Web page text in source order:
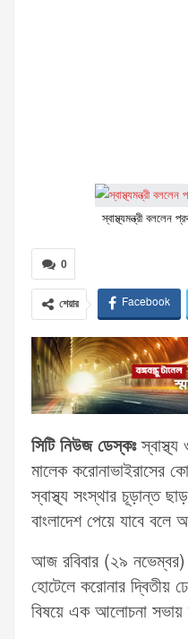
স্বাস্থ্যমন্ত্রী বললেন
0
শেয়ার Facebook
সিটি নিউজ ডেস্কঃস্বাস্থ্য
মালেক করোনাভাইরাসের
স্বাস্থ্য সংস্থার চূড়ান্ত
বাংলাদেশ পেয়ে যাবে
আজ রবিবার (২৯ নভেম্বর)
হোটেলে করোনার দ্বিতীয়
বিষয়ে এক আলোচনা সভায়